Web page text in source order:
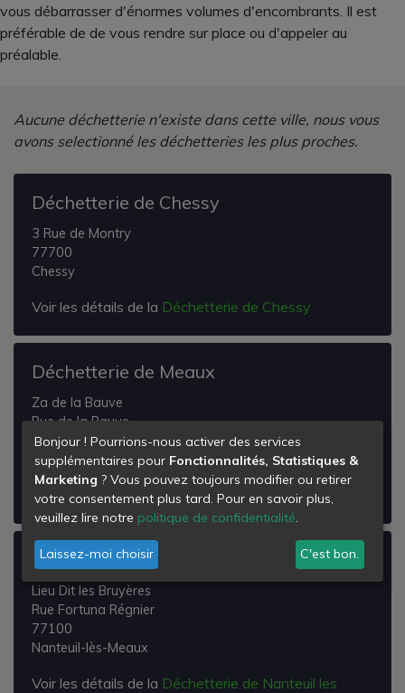
vous débarrasser d'énormes volumes d'encombrants. Il est
préférable de de vous rendre sur place ou d'appeler au
préalable.
Aucune déchetterie n'existe dans cette ville, nous vous
avons selectionné les déchetteries les plus proches.
Déchetterie de Chessy
3 Rue de Montry
77700
Chessy
Voir les détails de la Déchetterie de Chessy
Déchetterie de Meaux
Za de la Bauve
Rue de la Bauve
77100
Meaux
Voir les détails de laDéchetterie de Meaux
Déchetterie de Nanteuil les Meaux
Lieu Dit les Bruyères
Rue Fortuna Régnier
77100
Nanteuil-lès-Meaux
Voir les détails de la Déchetterie de Nanteuil les
Bonjour ! Pourrions-nous activer des services
supplémentaires pour Fonctionnalités, Statistiques &
Marketing ? Vous pouvez toujours modifier ou retirer
votre consentement plus tard. Pour en savoir plus,
veuillez lire notre politique de confidentialité.
Laissez-moi choisir C'est bon.